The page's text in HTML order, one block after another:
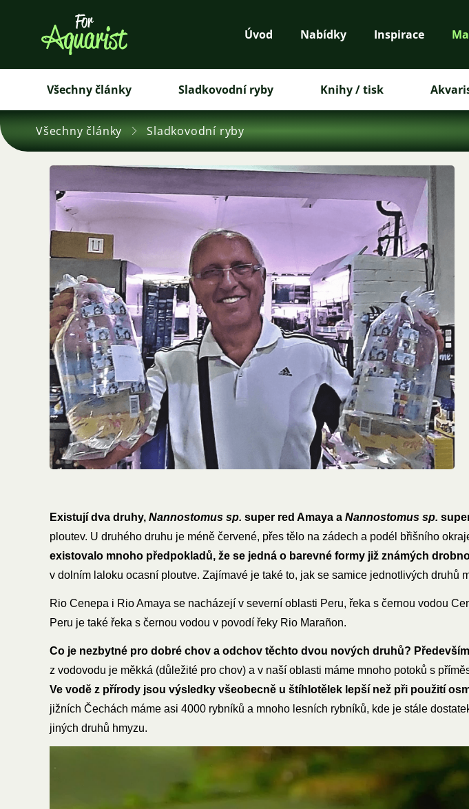
Úvod Nabídky Inspirace
Všechny články Sladkovodní ryby Knihy / tisk
Všechny články Sladkovodní ryby
Existují dva druhy, Nannostomus sp. super red Amaya a Nannostomus sp.
ploutev. U druhého druhu je méně červené, přes tělo na zádech a podél břišního
existovalo mnoho předpokladů, že se jedná o barevné formy již známých
v dolním laloku ocasní ploutve. Zajímavé je také to, jak se samice jednotlivých druhů
Rio Cenepa i Rio Amaya se nacházejí v severní oblasti Peru, řeka s černou vodou
Peru je také řeka s černou vodou v povodí řeky Rio Marañon.
Co je nezbytné pro dobré chov a odchov těchto dvou nových druhů?
z vodovodu je měkká (důležité pro chov) a v naší oblasti máme mnoho potoků s
Ve vodě z přírody jsou výsledky všeobecně u štíhlotělek lepší než při použití
jižních Čechách máme asi 4000 rybníků a mnoho lesních rybníků, kde je stále
jiných druhů hmyzu.